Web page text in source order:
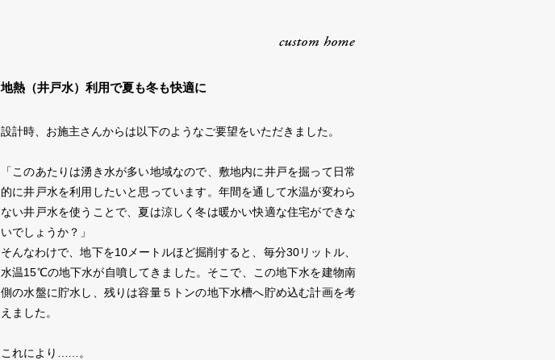
地熱（井戸水）利用で夏も冬も快適に
設計時、お施主さんからは以下のようなご要望をいただきました。
「このあたりは湧き水が多い地域なので、敷地内に井戸を掘って日常
的に井戸水を利用したいと思っています。年間を通して水温が変わら
ない井戸水を使うことで、夏は涼しく冬は暖かい快適な住宅ができな
いでしょうか？」
そんなわけで、地下を10メートルほど掘削すると、毎分30リットル、
水温15℃の地下水が自噴してきました。そこで、この地下水を建物南
側の水盤に貯水し、残りは容量５トンの地下水槽へ貯め込む計画を考
えました。
これにより
。